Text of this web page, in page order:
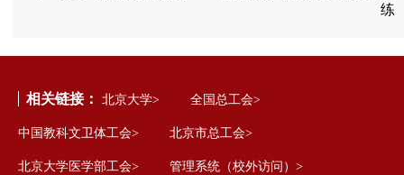
练
相关链接： 北京大学> 全国总工会>
中国教科文卫体工会> 北京市总工会>
北京大学医学部工会> 管理系统（校外访问）>